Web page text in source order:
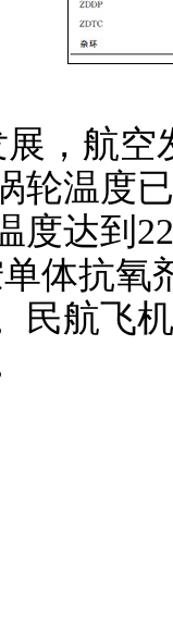
，航空
轮温度
度达到
体抗氧
民航飞